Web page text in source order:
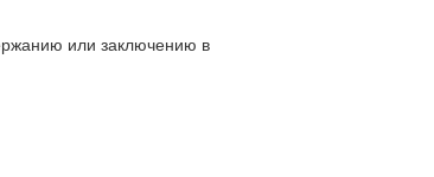
или заключению в